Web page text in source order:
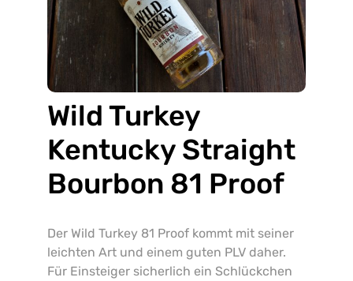
Wild Turkey
Kentucky Straight
Bourbon 81 Proof
Der Wild Turkey 81 Proof kommt mit seiner
leichten Art und einem guten PLV daher.
Für Einsteiger sicherlich ein Schlückchen